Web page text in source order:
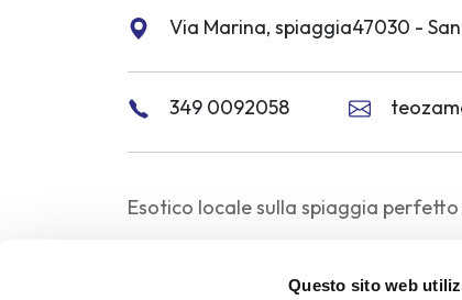
Questo sito web
Via Marina, spiaggia47030 -
349 0092058
Esotico locale sulla spiaggia